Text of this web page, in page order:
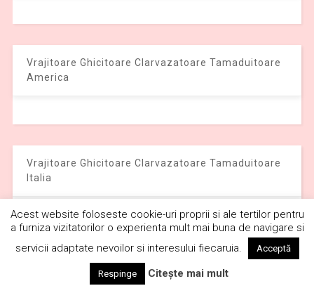
Vrajitoare Ghicitoare Clarvazatoare Tamaduitoare
America
Vrajitoare Ghicitoare Clarvazatoare Tamaduitoare
Italia
Vrajitoare Ghicitoare Clarvazatoare Tamaduitoare
Acest website foloseste cookie-uri proprii si ale tertilor pentru
a furniza vizitatorilor o experienta mult mai buna de navigare si
servicii adaptate nevoilor si interesului fiecaruia.
Acceptă
Respinge Citește mai mult